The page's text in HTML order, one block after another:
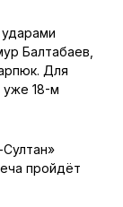
Балтабаев,
Для
уже 18-м
пройдёт